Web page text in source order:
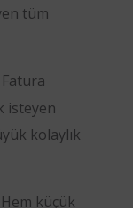
tüm
Fatura
isteyen
kolaylık
Hem küçük